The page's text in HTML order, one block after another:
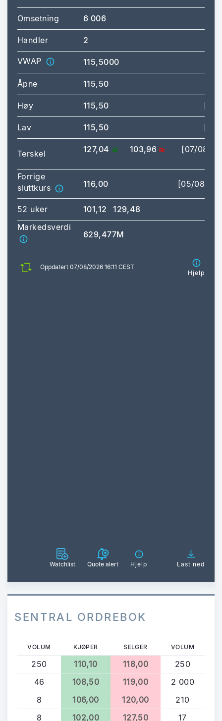
Omsetning 6 006
Handler 2
VWAP 115,5000
Åpne 115,50
Høy 115,50
Lav 115,50
Terskel 127,04 103,96
[07/08/
Forrige
sluttkurs
116,00 [05/08/
52 uker 101,12
129,48
Markedsverdi
629,477M
Oppdatert 07/08/2026 16:11 CEST
Hjelp
Watchlist Quote alert Hjelp Last ned
SENTRAL ORDREBOK
VOLUM KJØPER SELGER VOLUM
250 110,10 118,00
250
46
108,50 119,00
2 000
8
106,00 120,00
210
8
102,00 127,50 17